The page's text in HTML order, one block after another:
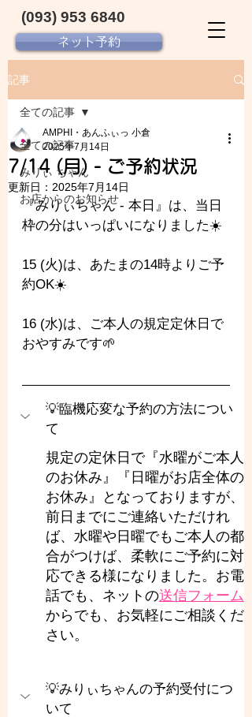
ネット予約
(093) 953 6840‬
記事
全ての記事
みりぃ ちゃん
お店からのお知らせ
全ての記事
7/14 (月) - ご予約状況
AMPHI・あんふぃっ 小倉
2025年7月14日
更新日： 2025年7月14日
『みりぃちゃん - 本日』は、当日
枠の分はいっぱいになりました☀️
15 (火)は、あたまの14時よりご予
約OK☀️
16 (水)は、ご本人の規定定休日で
おやすみです🌱
💡臨機応変な予約の方法につい
て
規定の定休日で『水曜がご本人
のお休み』『日曜がお店全体の
お休み』となっておりますが、
前日までにご連絡いただけれ
ば、水曜や日曜でもご本人の都
合がつけば、柔軟にご予約に対
応できる様になりました。お電
話でも、ネットの送信フォーム
からでも、お気軽にご相談くだ
さい。
💡みりぃちゃんの予約受付につ
いて